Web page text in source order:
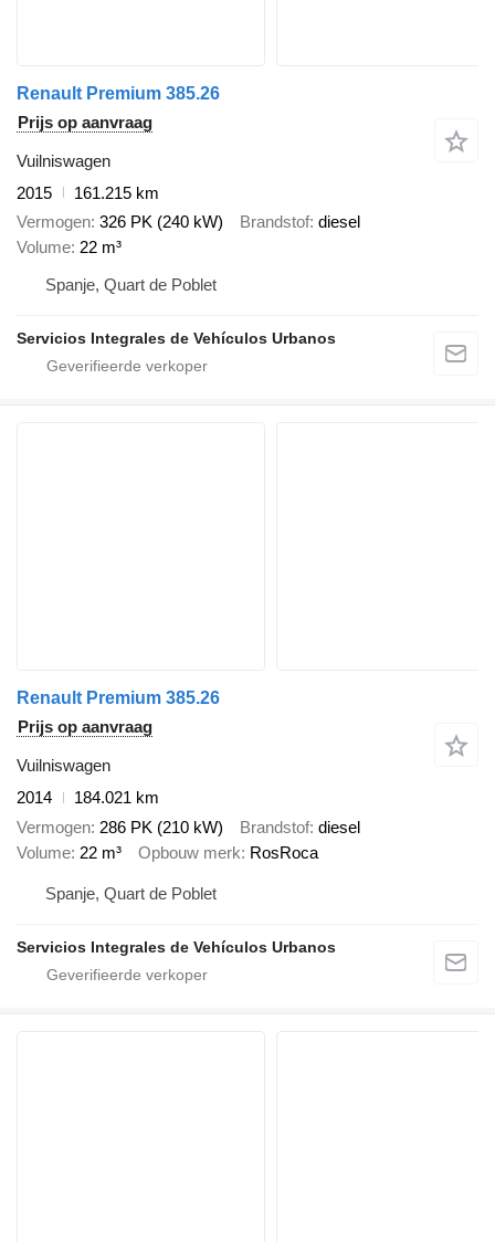
Renault Premium 385.26
Prijs op aanvraag
Vuilniswagen
2015
161.215 km
Vermogen 326 PK (240 kW) Brandstof diesel
Volume 22 m³
Spanje, Quart de Poblet
Servicios Integrales de Vehículos Urbanos
Renault Premium 385.26
Prijs op aanvraag
Vuilniswagen
2014
184.021 km
Vermogen 286 PK (210 kW) Brandstof diesel
Volume 22 m³ Opbouw merk RosRoca
Spanje, Quart de Poblet
Servicios Integrales de Vehículos Urbanos